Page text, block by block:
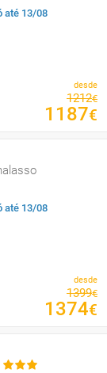
até 13/08
desde
1212€
1187€
até 13/08
desde
1399€
1374€